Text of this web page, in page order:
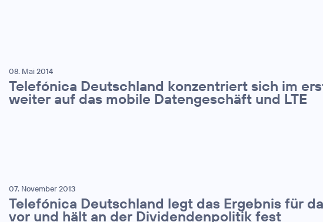
08. Mai 2014
Telefónica Deutschland konzentriert sich im
weiter auf das mobile Datengeschäft und LTE
07. November 2013
Telefónica Deutschland legt das Ergebnis für
vor und hält an der Dividendenpolitik fest